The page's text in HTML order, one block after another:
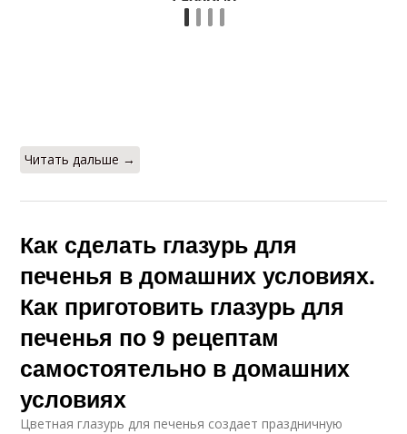
Глазури на печенье Заварная глазурь
Бабка с шоколадной
Читать дальше →
Как сделать глазурь для
печенья в домашних условиях.
Как приготовить глазурь для
печенья по 9 рецептам
самостоятельно в домашних
условиях
Цветная глазурь для печенья создает праздничную